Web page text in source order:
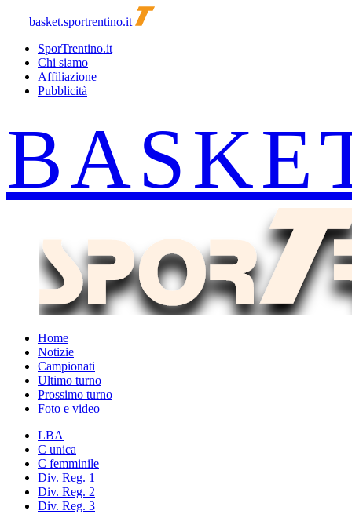
basket.sportrentino.it
SporTrentino.it
Chi siamo
Affiliazione
Pubblicità
Home
Notizie
Campionati
Ultimo turno
Prossimo turno
Foto e video
LBA
C unica
C femminile
Div. Reg. 1
Div. Reg. 2
Div. Reg. 3